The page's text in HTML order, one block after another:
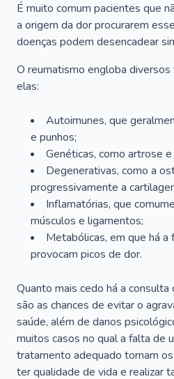
É muito comum pacientes que
a origem da dor procurarem
doenças podem desencadear
O reumatismo engloba
elas:
Autoimunes, que
e punhos;
Genéticas, como artrose
Degenerativas, como a
progressivamente a
Inflamatórias, que
músculos e ligamentos;
Metabólicas, em que há a
provocam picos de dor.
Quanto mais cedo há a consulta
são as chances de evitar o
saúde, além de danos
muitos casos no qual a falta de
tratamento adequado tornam
ter qualidade de vida e realizar